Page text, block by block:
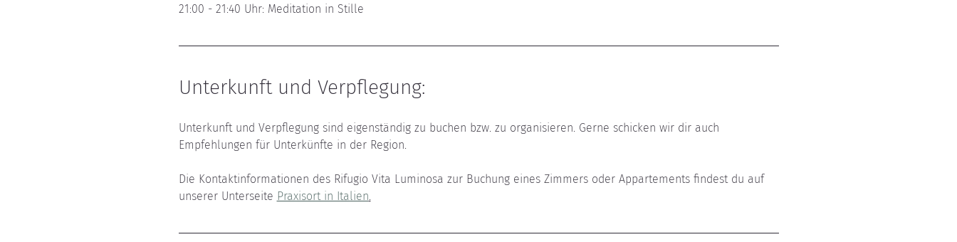
21:00 - 21:40 Uhr: Meditation in Stille
Unterkunft und Verpflegung:
Unterkunft und Verpflegung sind eigenständig zu buchen bzw. zu organisieren. Gerne schicken wir dir auch
Empfehlungen für Unterkünfte in der Region.
Die Kontaktinformationen des Rifugio Vita Luminosa zur Buchung eines Zimmers oder Appartements findest du auf
unserer Unterseite Praxisort in Italien.